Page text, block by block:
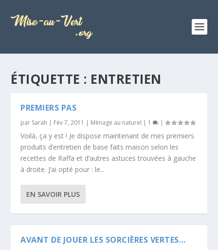
ÉTIQUETTE : ENTRETIEN
PREMIERS PAS
par Sarah | Fév 7, 2011 | Ménage au naturel | 1 |
Voilà, ça y est ! Je dispose maintenant de mes premiers
produits d’entretien de base faits maison selon les
recettes de Raffa et d’autres astuces trouvées à gauche
à droite. J’ai opté pour : le...
EN SAVOIR PLUS
AVANT DE JOUER LES SORCIÈRES VERTES…